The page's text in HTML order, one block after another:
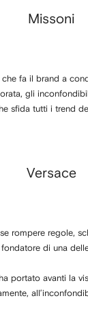
Missoni
fa il brand a
gli
sfida tutti i trend
Versace
rompere regole,
di una
portato avanti la